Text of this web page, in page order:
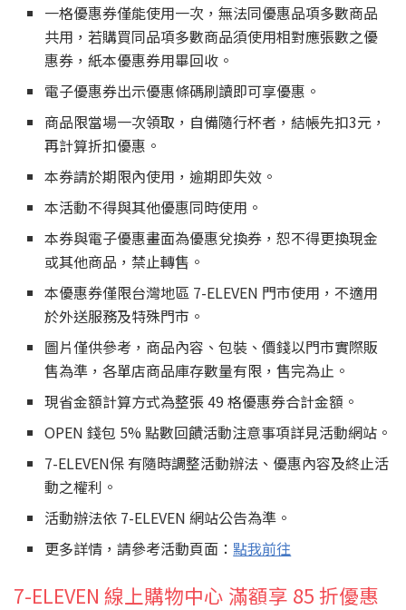
一格優惠券僅能使用一次，無法同優惠品項多數商品
共用，若購買同品項多數商品須使用相對應張數之優
惠券，紙本優惠券用畢回收。
電子優惠券出示優惠條碼刷讀即可享優惠。
商品限當場一次領取，自備隨行杯者，結帳先扣3元，
再計算折扣優惠。
本券請於期限內使用，逾期即失效。
本活動不得與其他優惠同時使用。
本券與電子優惠畫面為優惠兌換券，恕不得更換現金
或其他商品，禁止轉售。
本優惠券僅限台灣地區 7-ELEVEN 門市使用，不適用
於外送服務及特殊門市。
圖片僅供參考，商品內容、包裝、價錢以門市實際販
售為準，各單店商品庫存數量有限，售完為止。
現省金額計算方式為整張 49 格優惠券合計金額。
OPEN 錢包 5% 點數回饋活動注意事項詳見活動網站。
7-ELEVEN保 有隨時調整活動辦法、優惠內容及終止活
動之權利。
活動辦法依 7-ELEVEN 網站公告為準。
更多詳情，請參考活動頁面：點我前往
7-ELEVEN 線上購物中心 滿額享 85 折優惠